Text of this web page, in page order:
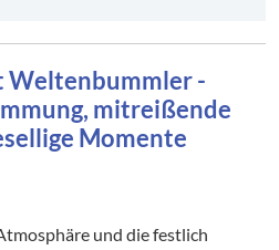
Weltenbummler -
mitreißende
Momente
und die festlich